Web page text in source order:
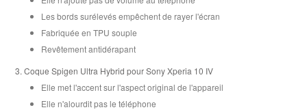
Les bords surélevés empêchent de rayer l'écran
Fabriquée en TPU souple
Revêtement antidérapant
Coque Spigen Ultra Hybrid pour Sony Xperia 10 IV
Elle met l'accent sur l'aspect original de l'appareil
Elle n'alourdit pas le téléphone